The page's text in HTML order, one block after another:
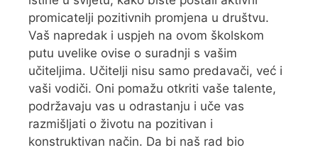
promicatelji pozitivnih promjena u društvu.
Vaš napredak i uspjeh na ovom školskom
putu uvelike ovise o suradnji s vašim
učiteljima. Učitelji nisu samo predavači, već i
vaši vodiči. Oni pomažu otkriti vaše talente,
podržavaju vas u odrastanju i uče vas
razmišljati o životu na pozitivan i
konstruktivan način. Da bi naš rad bio